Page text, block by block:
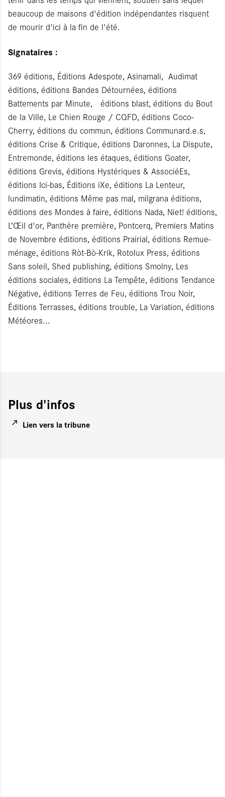
beaucoup de maisons d'édition indépendantes risquent
de mourir d'ici à la fin de l'été.
Signataires :
369 éditions, Éditions Adespote, Asinamali, Audimat
éditions, éditions Bandes Détournées, éditions
Battements par Minute, éditions blast, éditions du Bout
de la Ville, Le Chien Rouge / CQFD, éditions Coco-
Cherry, éditions du commun, éditions Communard.e.s,
éditions Crise & Critique, éditions Daronnes, La Dispute,
Entremonde, éditions les étaques, éditions Goater,
éditions Grevis, éditions Hystériques & AssociéEs,
éditions Ici-bas, Éditions iXe, éditions La Lenteur,
lundimatin, éditions Même pas mal, milgrana éditions,
éditions des Mondes à faire, éditions Nada, Niet! éditions,
L’Œil d'or, Panthère première, Pontcerq, Premiers Matins
de Novembre éditions, éditions Prairial, éditions Remue-
ménage, éditions Ròt-Bò-Krik, Rotolux Press, éditions
Sans soleil, Shed publishing, éditions Smolny, Les
éditions sociales, éditions La Tempête, éditions Tendance
Négative, éditions Terres de Feu, éditions Trou Noir,
Éditions Terrasses, éditions trouble, La Variation, éditions
Météores...
Plus d'infos
Lien vers la tribune